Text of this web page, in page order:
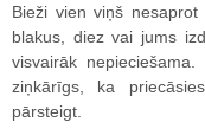
Bieži vien viņš
blakus, diez vai jums
visvairāk
ziņkārīgs, ka
pārsteigt.